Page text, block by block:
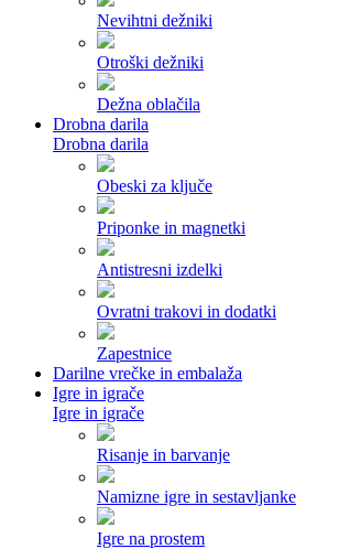
Nevihtni dežniki
Otroški dežniki
Dežna oblačila
Drobna darila
Drobna darila
Obeski za ključe
Priponke in magnetki
Antistresni izdelki
Ovratni trakovi in dodatki
Zapestnice
Darilne vrečke in embalaža
Igre in igrače
Igre in igrače
Risanje in barvanje
Namizne igre in sestavljanke
Igre na prostem